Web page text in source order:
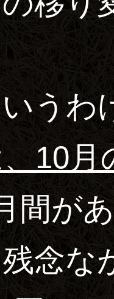
わ
10
間が
念な